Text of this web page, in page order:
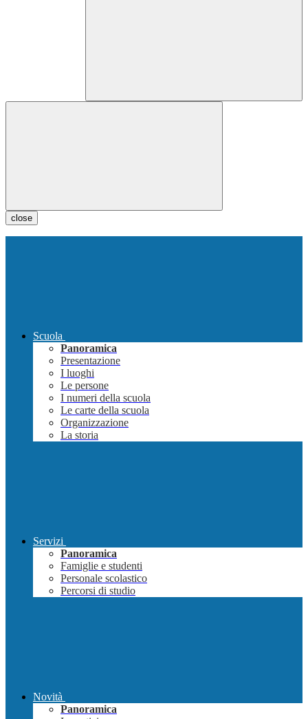
close
Scuola
Panoramica
Presentazione
I luoghi
Le persone
I numeri della scuola
Le carte della scuola
Organizzazione
La storia
Servizi
Panoramica
Famiglie e studenti
Personale scolastico
Percorsi di studio
Novità
Panoramica